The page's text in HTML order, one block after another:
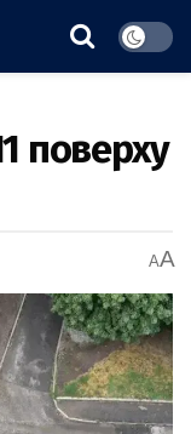
поверху
AA